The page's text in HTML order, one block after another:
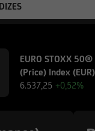
EURO STOXX 50®
(Price) Index (EUR)
6.537,25 +0,52%